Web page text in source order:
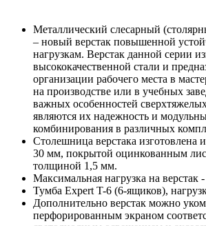
Металлический слесарный
– новый верстак повышенной
нагрузкам. Верстак данной серии
высококачественной стали и
организации рабочего места в
на производстве или в учебных
важных особенностей
являются их надежность и
комбинирования в различных
Столешница верстака изготовлена
30 мм, покрытой оцинкованным
толщиной 1,5 мм.
Максимальная нагрузка на верстак -
Тумба Expert T-6 (6-ящиков),
Дополнительно верстак можно
перфорированным экраном